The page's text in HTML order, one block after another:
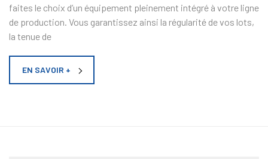
faites le choix d’un équipement pleinement intégré à votre ligne
de production. Vous garantissez ainsi la régularité de vos lots,
la tenue de
EN SAVOIR +